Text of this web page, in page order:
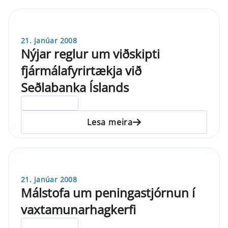
21. janúar 2008
Nýjar reglur um viðskipti
fjármálafyrirtækja við
Seðlabanka Íslands
Lesa meira
21. janúar 2008
Málstofa um peningastjórnun í
vaxtamunarhagkerfi